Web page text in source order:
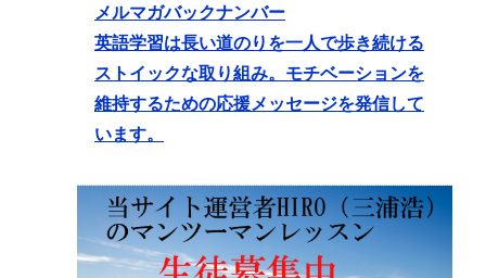
メルマガバックナンバー
英語学習は長い道のりを一人で歩き続ける
ストイックな取り組み。モチベーションを
維持するための応援メッセージを発信して
います。